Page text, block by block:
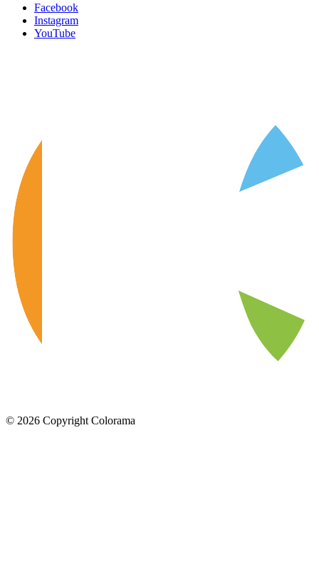
Facebook
Instagram
YouTube
© 2026 Copyright Colorama